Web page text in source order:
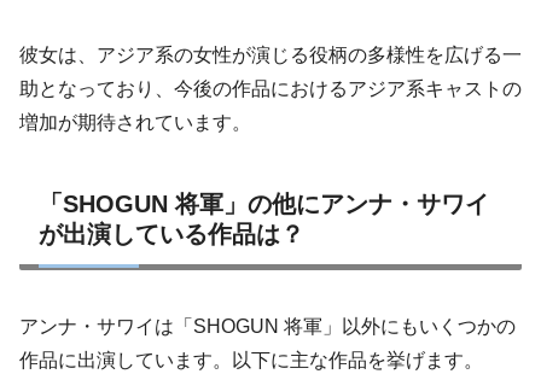
彼女は、アジア系の女性が演じる役柄の多様性を広げる一
助となっており、今後の作品におけるアジア系キャストの
増加が期待されています。
「SHOGUN 将軍」の他にアンナ・サワイ
が出演している作品は？
アンナ・サワイは「SHOGUN 将軍」以外にもいくつかの
作品に出演しています。以下に主な作品を挙げます。